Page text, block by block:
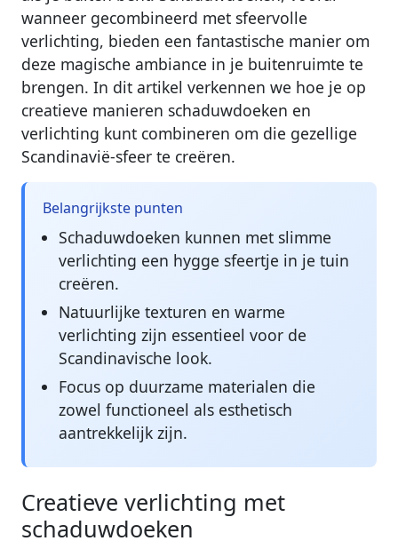
wanneer gecombineerd met sfeervolle
verlichting, bieden een fantastische manier om
deze magische ambiance in je buitenruimte te
brengen. In dit artikel verkennen we hoe je op
creatieve manieren schaduwdoeken en
verlichting kunt combineren om die gezellige
Scandinavië-sfeer te creëren.
Belangrijkste punten
Schaduwdoeken kunnen met slimme
verlichting een hygge sfeertje in je tuin
creëren.
Natuurlijke texturen en warme
verlichting zijn essentieel voor de
Scandinavische look.
Focus op duurzame materialen die
zowel functioneel als esthetisch
aantrekkelijk zijn.
Creatieve verlichting met
schaduwdoeken